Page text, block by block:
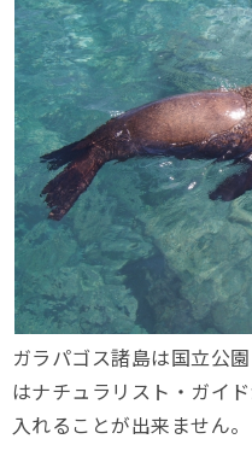
ガラパゴス諸島は国立公
はナチュラリスト・ガイ
入れることが出来ません。